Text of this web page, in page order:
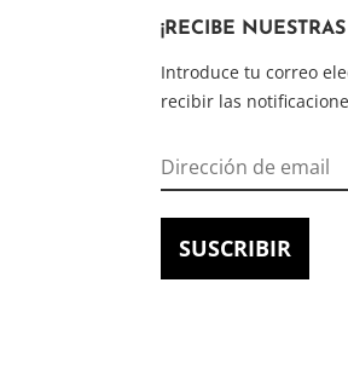
¡RECIBE
Introduce tu correo
recibir las
Dirección
de
email
SUSCRIBIR